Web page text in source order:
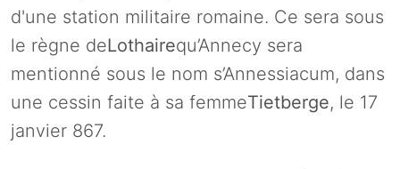
d'une station militaire romaine. Ce sera sous
le règne deLothairequ’Annecy sera
mentionné sous le nom s’Annessiacum, dans
une cessin faite à sa femmeTietberge, le 17
janvier 867.